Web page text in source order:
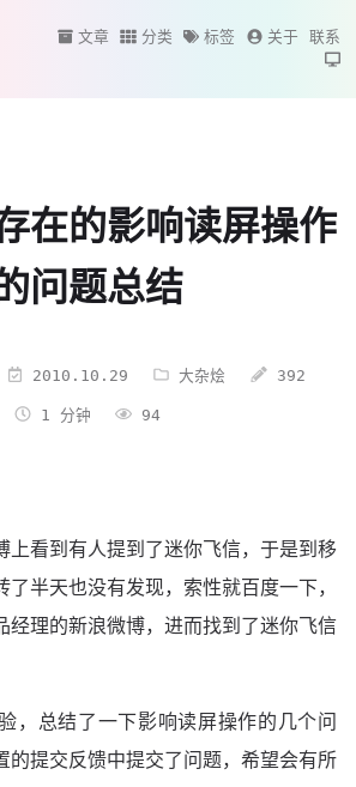
文章 分类 标签 关于 联系
在的影响读屏操作
问题总结
2010.10.29 大杂烩 392
1 分钟 94
上看到有人提到了迷你飞信，于是到移
了半天也没有发现，索性就百度一下，
经理的新浪微博，进而找到了迷你飞信
，总结了一下影响读屏操作的几个问
的提交反馈中提交了问题，希望会有所